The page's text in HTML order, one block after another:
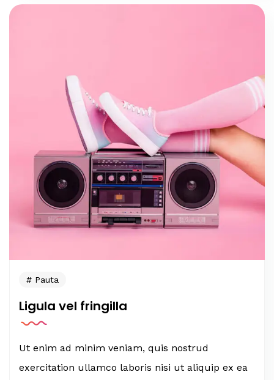
Pauta
Ligula vel fringilla
Ut enim ad minim veniam, quis nostrud
exercitation ullamco laboris nisi ut aliquip ex ea